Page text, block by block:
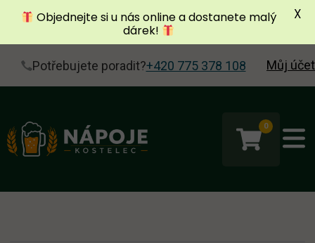
Potřebujete poradit?+420 775 378 108 Můj účet
0
Objednejte si u nás online a dostanete malý
dárek!
X